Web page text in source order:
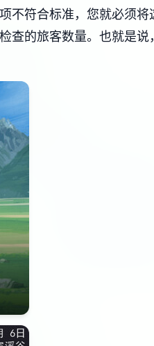
不符合标准，您就必须将
查的旅客数量。也就是说